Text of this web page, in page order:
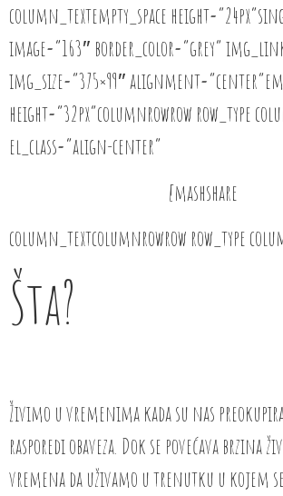
column_textempty_space
image=”163″ border_color=”grey”
img_size=”375×99″
height=”32px”columnrowrow row_type
el_class=”align-center”
[mashshare
column_textcolumnrowrow row_type
Šta?
Živimo u vremenima kada su nas
rasporedi obaveza. Dok se povećava brzina
vremena da uživamo u trenutku u kojem